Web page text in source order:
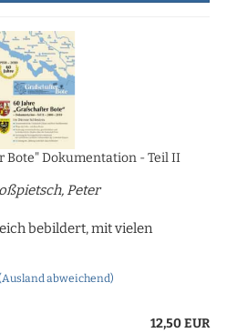
Bote" Dokumentation - Teil II
Peter
bebildert, mit vielen
abweichend)
12,50 EUR